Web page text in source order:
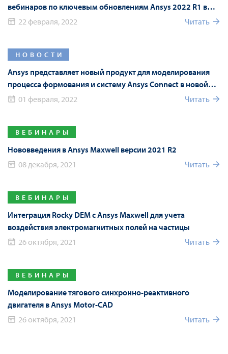
вебинаров по ключевым обновлениям Ansys 2022 R1 в
рамках Форума Ansys
22 февраля, 2022 Читать
НОВОСТИ
Ansys представляет новый продукт для моделирования
процесса формования и систему Ansys Connect в новой
версии Ansys 2022 R1
01 февраля, 2022 Читать
ВЕБИНАРЫ
Нововведения в Ansys Maxwell версии 2021 R2
08 декабря, 2021
Читать
ВЕБИНАРЫ
Интеграция Rocky DEM с Ansys Maxwell для учета
воздействия электромагнитных полей на частицы
26 октября, 2021
Читать
ВЕБИНАРЫ
Моделирование тягового синхронно-реактивного
двигателя в Ansys Motor-CAD
26 октября, 2021
Читать